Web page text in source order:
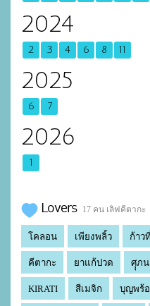
2024
2 3 4 6 8 11
2025
6 7
2026
1
Lovers 17 คน เลิฟคีตากะ
โคลอน เพียงพลิ้ว ก้าว
คีตากะ ยาแก้ปวด ศุุภน
KIRATI สีเมจิก บุญพร้